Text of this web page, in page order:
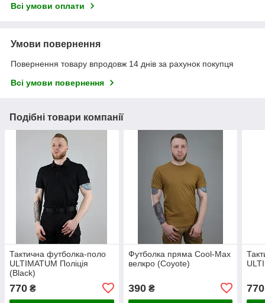
Всі умови оплати
Умови повернення
Повернення товару впродовж 14 днів за рахунок покупця
Всі умови повернення
Подібні товари компанії
Тактична футболка-поло
ULTIMATUM Поліція
(Black)
770 ₴
Футболка пряма Cool-Max
велкро (Сoyote)
390₴ 770